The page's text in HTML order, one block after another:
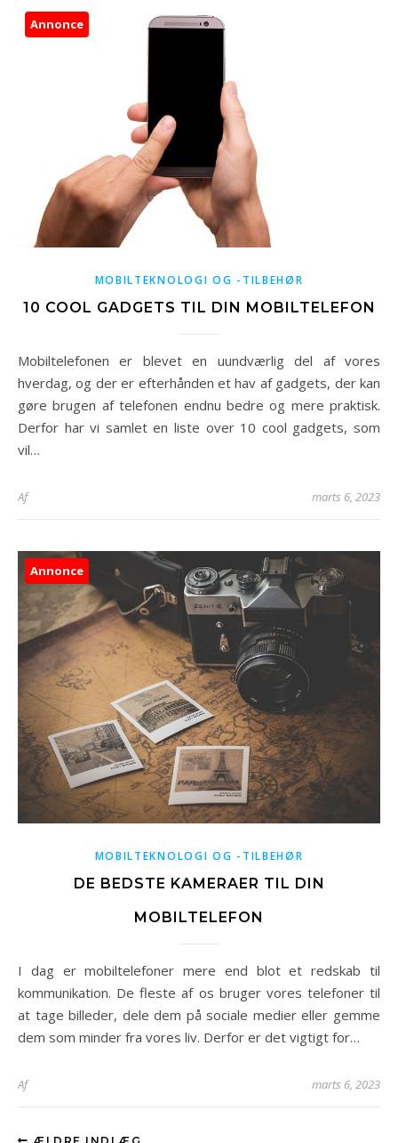
Annonce
MOBILTEKNOLOGI OG -TILBEHØR
10 COOL GADGETS TIL DIN MOBILTELEFON
Mobiltelefonen er blevet en uundværlig del af vores
hverdag, og der er efterhånden et hav af gadgets, der kan
gøre brugen af telefonen endnu bedre og mere praktisk.
Derfor har vi samlet en liste over 10 cool gadgets, som
vil…
Af marts 6, 2023
Annonce
MOBILTEKNOLOGI OG -TILBEHØR
DE BEDSTE KAMERAER TIL DIN
MOBILTELEFON
I dag er mobiltelefoner mere end blot et redskab til
kommunikation. De fleste af os bruger vores telefoner til
at tage billeder, dele dem på sociale medier eller gemme
dem som minder fra vores liv. Derfor er det vigtigt for…
Af marts 6, 2023